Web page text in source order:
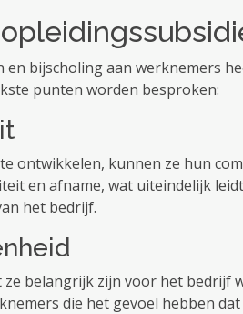
bijscholing aan werknemers
punten worden besproken:
ontwikkelen, kunnen ze hun
en afname, wat uiteindelijk
het bedrijf.
belangrijk zijn voor het bedrijf
die het gevoel hebben